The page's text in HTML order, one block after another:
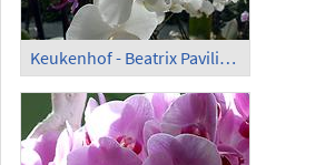
Keukenhof - Beatrix Pavilion; Orchids (8)